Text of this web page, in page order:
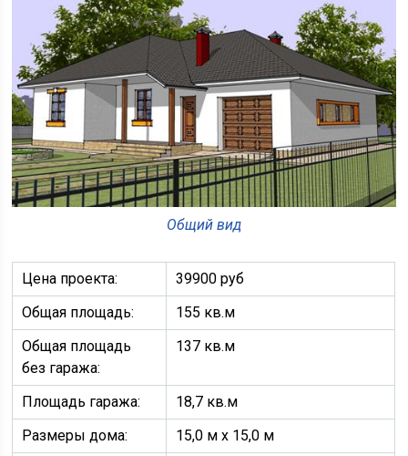
Общий вид
Цена проекта:
39900 руб
Общая площадь:
155 кв.м
Общая площадь
без гаража:
137 кв.м
Площадь гаража:
18,7 кв.м
Размеры дома:
15,0 м х 15,0 м